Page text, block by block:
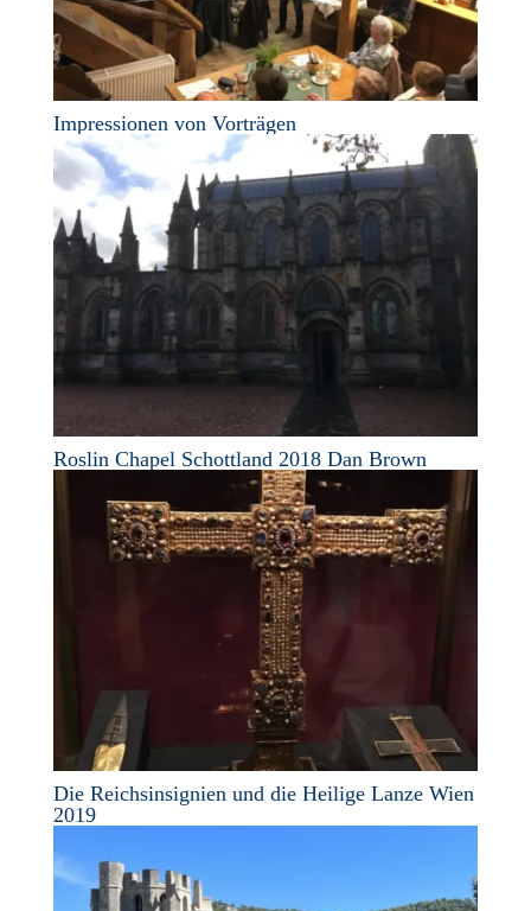
Impressionen von Vorträgen
Roslin Chapel Schottland 2018 Dan Brown
Die Reichsinsignien und die Heilige Lanze Wien
2019